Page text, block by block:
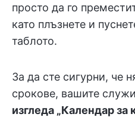
просто да го
като плъзнете и
таблото.
За да сте сигурни, че
срокове, вашите
изгледа „Календар за